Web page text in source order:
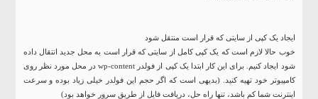
ایجاد یک کپی از سایتی که قرار است منتقل شود
خوب حالا لازم است که یک کپی کامل از سایتی که قرار است به محل جدید انتقال داده
شود ایجاد کنیم. برای این کار ابتدا یک کپی از فولدر wp-content در محل مورد نظر روی
کامپیوتر خود تهیه کنید. (بدیهی است که اگر حجم این فولدر خیلی زیاد بوده و سرعت
اینترنت شما کم باشد، تنها راه حل، دریافت فایل از طریق سرور خواهد بود)